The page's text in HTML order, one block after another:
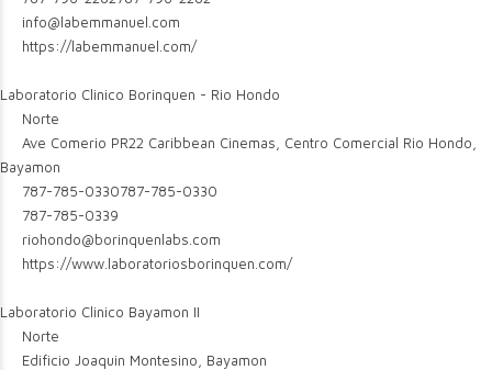
info@labemmanuel.com
https://labemmanuel.com/
Laboratorio Clinico Borinquen - Rio Hondo
Norte
Ave Comerio PR22 Caribbean Cinemas, Centro Comercial Rio Hondo,
Bayamon
787-785-0330787-785-0330
787-785-0339
riohondo@borinquenlabs.com
https://www.laboratoriosborinquen.com/
Laboratorio Clinico Bayamon II
Norte
Edificio Joaquin Montesino, Bayamon